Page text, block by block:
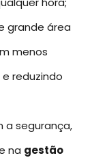
grande área
menos
reduzindo
a segurança,
na gestão